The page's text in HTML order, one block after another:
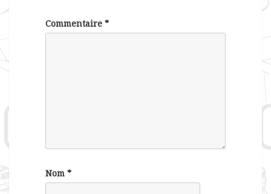
Commentaire *
Nom *